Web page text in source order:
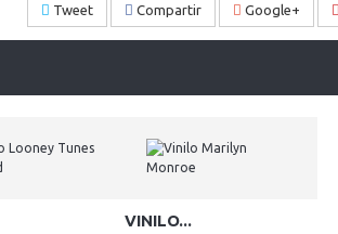
Tweet Compartir Google+
VINILO...